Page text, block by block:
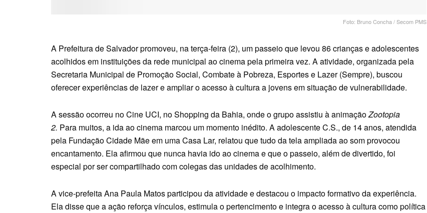
Foto: Bruno Concha / Secom PMS
A Prefeitura de Salvador promoveu, na terça-feira (2), um passeio que levou 86 crianças e adolescentes
acolhidos em instituições da rede municipal ao cinema pela primeira vez. A atividade, organizada pela
Secretaria Municipal de Promoção Social, Combate à Pobreza, Esportes e Lazer (Sempre), buscou
oferecer experiências de lazer e ampliar o acesso à cultura a jovens em situação de vulnerabilidade.
A sessão ocorreu no Cine UCI, no Shopping da Bahia, onde o grupo assistiu à animaçãoZootopia
2. Para muitos, a ida ao cinema marcou um momento inédito. A adolescente C.S., de 14 anos, atendida
pela Fundação Cidade Mãe em uma Casa Lar, relatou que tudo da tela ampliada ao som provocou
encantamento. Ela afirmou que nunca havia ido ao cinema e que o passeio, além de divertido, foi
especial por ser compartilhado com colegas das unidades de acolhimento.
A vice-prefeita Ana Paula Matos participou da atividade e destacou o impacto formativo da experiência.
Ela disse que a ação reforça vínculos, estimula o pertencimento e integra o acesso à cultura como política